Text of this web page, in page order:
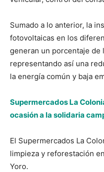
Sumado a lo anterior, la
fotovoltaicas en los
generan un porcentaje de
representando así una
la energía común y baja
Supermercados La
ocasión a la solidaria
El Supermercados La
limpieza y reforestación
Yoro.